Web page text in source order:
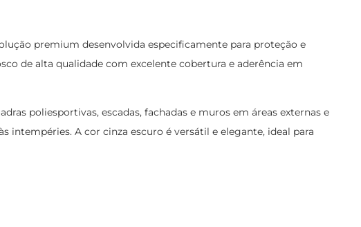
premium desenvolvida especificamente para proteção e
de alta qualidade com excelente cobertura e aderência em
poliesportivas, escadas, fachadas e muros em áreas externas e
intempéries. A cor cinza escuro é versátil e elegante, ideal para